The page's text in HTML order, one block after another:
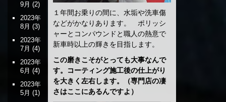
１年間お乗りの間に、水垢や洗車傷
などがかなりあります。 ポリッシ
ャーとコンパウンドと職人の熱意で
新車時以上の輝きを目指します。
この磨きこそがとっても大事なんで
す。コーティング施工後の仕上がり
を大きく左右します。（専門店の凄
さはここにあるんですよ）
9月 (2)
2023年
8月 (3)
2023年
7月 (4)
2023年
6月 (4)
2023年
5月 (1)